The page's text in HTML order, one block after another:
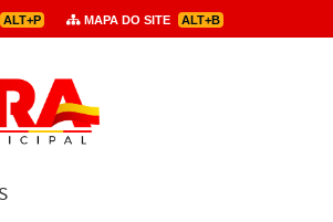
ALT+P MAPA DO SITE ALT+B